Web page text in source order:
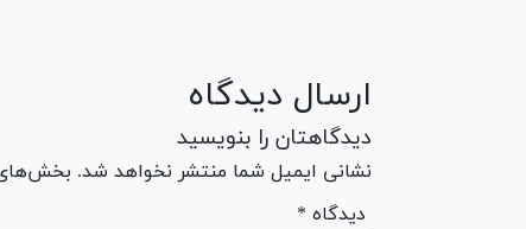
ارسال دیدگاه
دیدگاهتان را بنویسید
نشانی ایمیل شما منتشر نخواهد شد. بخش‌های
* دیدگاه